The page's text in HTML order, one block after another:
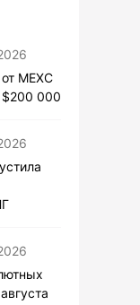
MEXC
000